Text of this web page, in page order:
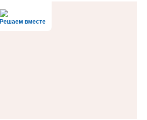
Решаем вместе